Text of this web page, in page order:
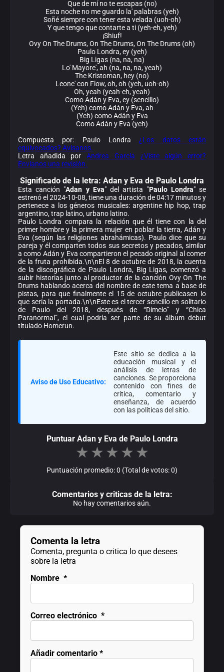
Que de mí no te escapas (no)
Esta noche no me guardo la' palabras (yeh)
Soñé siempre con tener esta velada (uoh-oh)
Y que tengo que contarte a ti (yeh-eh, yeh)
¡Shiuf!
Ovy On The Drums, On The Drums, On The Drums (oh)
Paulo Londra, ey (yeh)
Big Ligas (na, na, na)
Lo' Mayore', ah (na, na, na, yeah)
The Kristoman, hey (no)
Leone' con Flow, oh, oh (yeh, uoh-oh)
Oh, yeah (yeah-eh, yeah)
Como Adán y Eva, ey (sencillo)
(Yeh) como Adán y Eva, ah
(Yeh) como Adán y Eva
Como Adán y Eva (yeh)
Compuesta por: Paulo Londra¿Los datos están
equivocados? Avísanos.
Letra añadida porAndrea Garcia
¿Viste algún error?
Envíanos una revisión.
Significado de la letra: Adan y Eva de Paulo Londra
Esta canción "Adan y Eva" del artista "Paulo Londra" se
estrenó el 2024-10-08, tiene una duración de 04:17 minutos y
pertenece a los géneros musicales: argentine hip hop, trap
argentino, trap latino, urbano latino.
Paulo Londra compara la relación que él tiene con la del
primer hombre y la primera mujer en poblar la tierra, Adán y
Eva (según las religiones abrahámicas). Paulo dice que su
pareja y él comparten todos sus secretos y pecados, similar
a como Adán y Eva compartieron el pecado original al comer
de la fruta prohibida.\n\nEl 8 de octubre de 2018, la cuenta
de la discográfica de Paulo Londra, Big Ligas, comenzó a
subir historias junto al productor de la canción Ovy On The
Drums hablando acerca del nombre de este tema a base de
pistas, para que finalmente el 15 de octubre publicasen lo
que sería la portada.\n\nEste es el tercer sencillo en solitario
de Paulo del 2018, después de “Dímelo” y “Chica
Paranormal”, el cual podría ser parte de su álbum debut
titulado Homerun.
Aviso de Uso Educativo:
Este sitio se dedica a la
educación musical y el
análisis de letras de
canciones. Se proporciona
contenido con fines de
crítica, comentario y
enseñanza, de acuerdo
con las políticas del sitio.
Puntuar Adan y Eva de Paulo Londra
★ ★ ★ ★ ★
Puntuación promedio: 0 (Total de votos: 0)
Comentarios y criticas de la letra:
No hay comentarios aún.
Comenta la letra
Comenta, pregunta o critica lo que desees
sobre la letra
Nombre *
Correo electrónico *
Añadir comentario *